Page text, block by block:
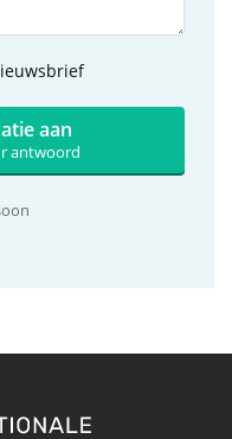
aan
antwoord